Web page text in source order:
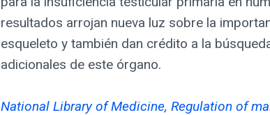
resultados arrojan nueva luz sobre la
esqueleto y también dan crédito a la
adicionales de este órgano.
National Library of Medicine, Regulation of